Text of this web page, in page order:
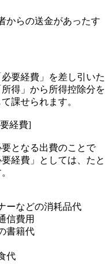
からの送金があったす
要経費」を差し引いた
得」から所得控除分を
課せられます。
経費]
となる出費のことで
経費」としては、たと
ーなどの消耗品代
信費用
書籍代
代